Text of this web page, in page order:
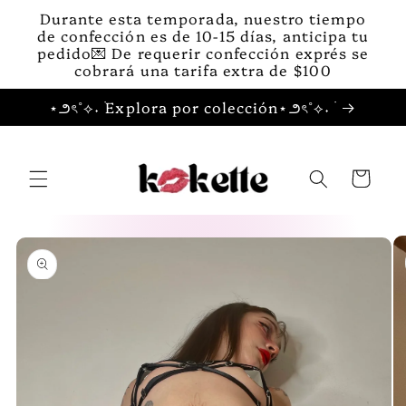
directamente
al contenido
Durante esta temporada, nuestro tiempo
de confección es de 10-15 días, anticipa tu
pedido💌 De requerir confección exprés se
cobrará una tarifa extra de $100
⋆౨ৎ˚⟡˖ ࣪Explora por colección⋆౨ৎ˚⟡˖ ࣪
Carrito
directamente
a la
información
del producto